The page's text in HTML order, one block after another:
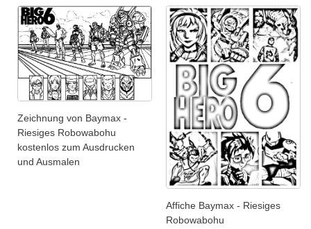
Zeichnung von Baymax -
Riesiges Robowabohu
kostenlos zum Ausdrucken
und Ausmalen
Affiche Baymax - Riesiges
Robowabohu